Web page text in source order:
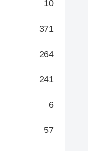
10
371
264
241
6
57